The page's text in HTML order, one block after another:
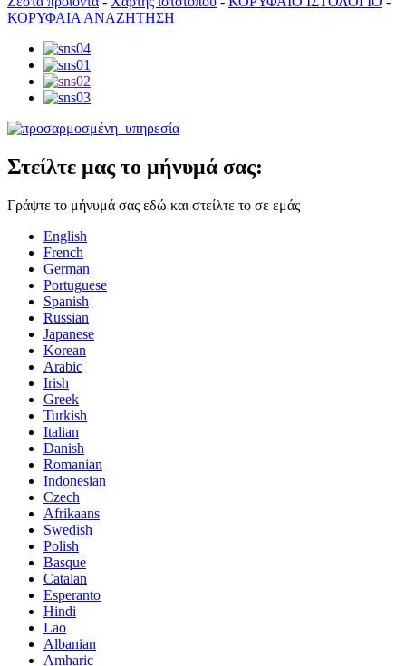
ΚΟΡΥΦΑΙΑ ΑΝΑΖΗΤΗΣΗ
Στείλτε μας το μήνυμά σας:
Γράψτε το μήνυμά σας εδώ και στείλτε το σε εμάς
English
French
German
Portuguese
Spanish
Russian
Japanese
Korean
Arabic
Irish
Greek
Turkish
Italian
Danish
Romanian
Indonesian
Czech
Afrikaans
Swedish
Polish
Basque
Catalan
Esperanto
Hindi
Lao
Albanian
Amharic